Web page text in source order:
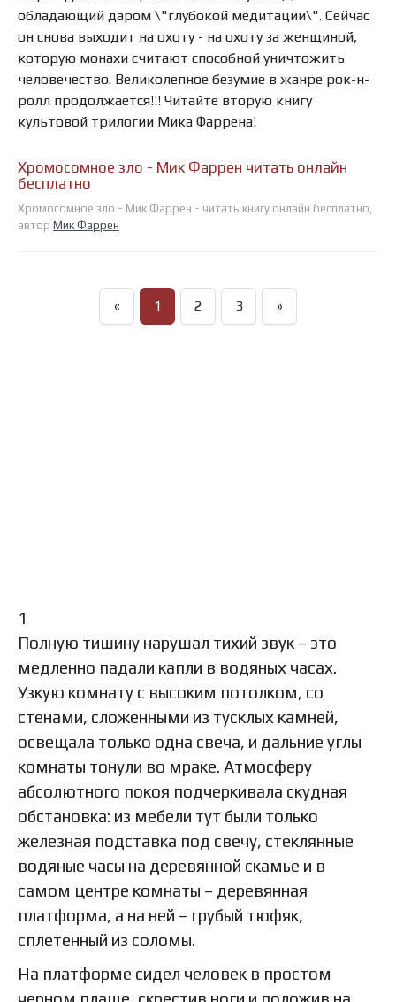
обладающий даром \"глубокой медитации\". Сейчас
он снова выходит на охоту - на охоту за женщиной,
которую монахи считают способной уничтожить
человечество. Великолепное безумие в жанре рок-н-
ролл продолжается!!! Читайте вторую книгу
культовой трилогии Мика Фаррена!
Хромосомное зло - Мик Фаррен читать онлайн
бесплатно
Хромосомное зло - Мик Фаррен - читать книгу онлайн бесплатно,
автор Мик Фаррен
« 1 2 3 »
1
Полную тишину нарушал тихий звук – это
медленно падали капли в водяных часах.
Узкую комнату с высоким потолком, со
стенами, сложенными из тусклых камней,
освещала только одна свеча, и дальние углы
комнаты тонули во мраке. Атмосферу
абсолютного покоя подчеркивала скудная
обстановка: из мебели тут были только
железная подставка под свечу, стеклянные
водяные часы на деревянной скамье и в
самом центре комнаты – деревянная
платформа, а на ней – грубый тюфяк,
сплетенный из соломы.
На платформе сидел человек в простом